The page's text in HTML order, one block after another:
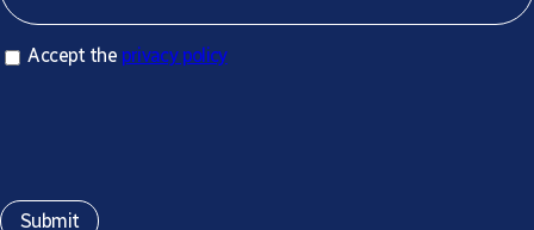
Accept privacy policy*
Accept the privacy policy